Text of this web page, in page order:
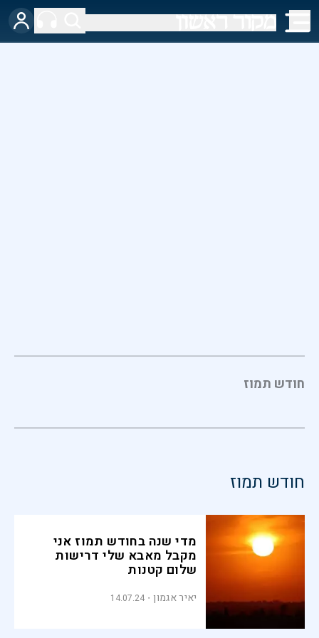
חודש תמוז
חודש תמוז
מדי שנה בחודש תמוז אני
מקבל מאבא שלי דרישות
שלום קטנות
יאיר אגמון 14.07.24